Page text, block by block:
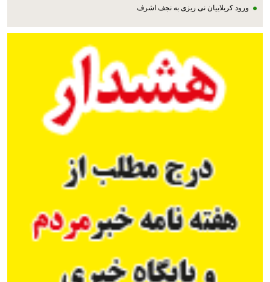
ورود کربلاییان نی ریزی به نجف اشرف